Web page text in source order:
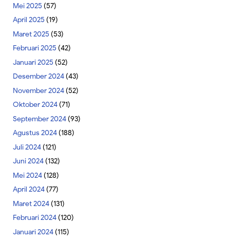
Mei 2025 (57)
April 2025 (19)
Maret 2025 (53)
Februari 2025 (42)
Januari 2025 (52)
Desember 2024(43)
November 2024(52)
Oktober 2024(71)
September 2024(93)
Agustus 2024(188)
Juli 2024(121)
Juni 2024(132)
Mei 2024(128)
April 2024(77)
Maret 2024(131)
Februari 2024(120)
Januari 2024(115)